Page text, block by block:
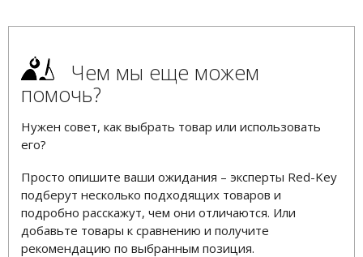
Чем мы еще можем
помочь?
Нужен совет, как выбрать товар или использовать
его?
Просто опишите ваши ожидания – эксперты Red-Key
подберут несколько подходящих товаров и
подробно расскажут, чем они отличаются. Или
добавьте товары к сравнению и получите
рекомендацию по выбранным позиция.